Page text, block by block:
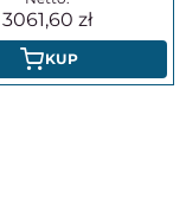
3061,60
KUP